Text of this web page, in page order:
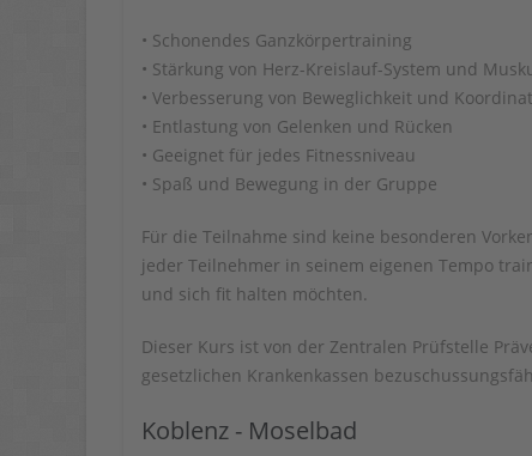
• Schonendes Ganzkörpertraining
• Stärkung von Herz-Kreislauf-System und
• Verbesserung von Beweglichkeit und
• Entlastung von Gelenken und Rücken
• Geeignet für jedes Fitnessniveau
• Spaß und Bewegung in der Gruppe
Für die Teilnahme sind keine besonderen
jeder Teilnehmer in seinem eigenen Tempo
und sich fit halten möchten.
Dieser Kurs ist von der Zentralen Prüfstelle
gesetzlichen Krankenkassen
Koblenz - Moselbad